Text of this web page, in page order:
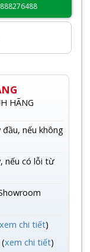
HÃNG
nếu không
nếu có lỗi từ
xem chi tiết)
xem chi tiết)